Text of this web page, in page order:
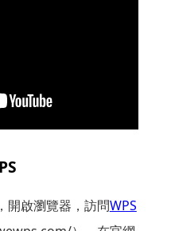
開啟瀏覽器，訪問WPS